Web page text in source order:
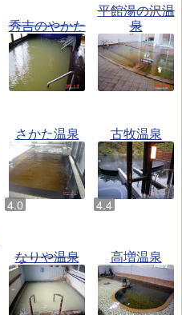
秀吉のやかた
平館湯の沢温
泉
さかた温泉 古牧温泉
なりや温泉 高増温泉